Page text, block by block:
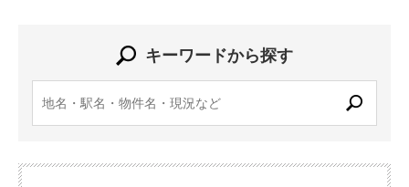
キーワードから探す